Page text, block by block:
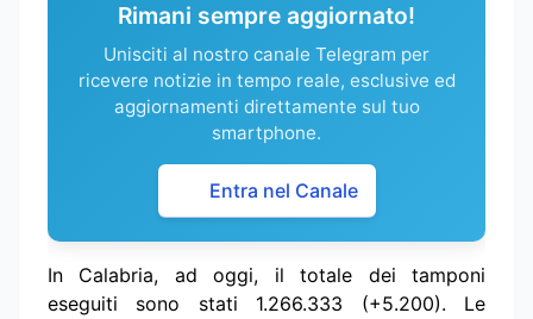
Rimani sempre aggiornato!
Unisciti al nostro canale Telegram per
ricevere notizie in tempo reale, esclusive ed
aggiornamenti direttamente sul tuo
smartphone.
Entra nel Canale
In Calabria, ad oggi, il totale dei tamponi
eseguiti sono stati 1.266.333 (+5.200). Le